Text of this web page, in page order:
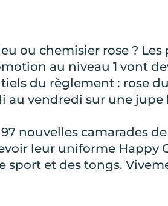
ou chemisier rose ? Les
au niveau 1 vont
du règlement : rose
au vendredi sur une jupe
97 nouvelles camarades
leur uniforme Happy
sport et des tongs.